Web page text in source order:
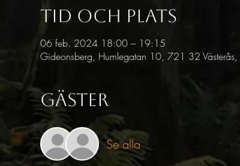
Tid och plats
06 feb. 2024 18:00 – 19:15
Gideonsberg, Humlegatan 10, 721 32 Västerås,
Gäster
Se alla